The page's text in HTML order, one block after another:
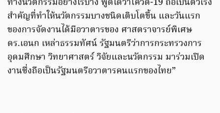
สำคัญที่ทำให้นวัตกรรมบางชนิดเติบโตขึ้น และวันแรก
ของการจัดงานได้มีอวาตารของ ศาสตราจารย์พิเศษ
ดร.เอนก เหล่าธรรมทัศน์ รัฐมนตรีว่าการกระทรวงการ
อุดมศึกษา วิทยาศาสตร์ วิจัยและนวัตกรรม มาร่วมเปิด
งานซึ่งถือเป็นรัฐมนตรีอวาตารคนแรกของไทย”